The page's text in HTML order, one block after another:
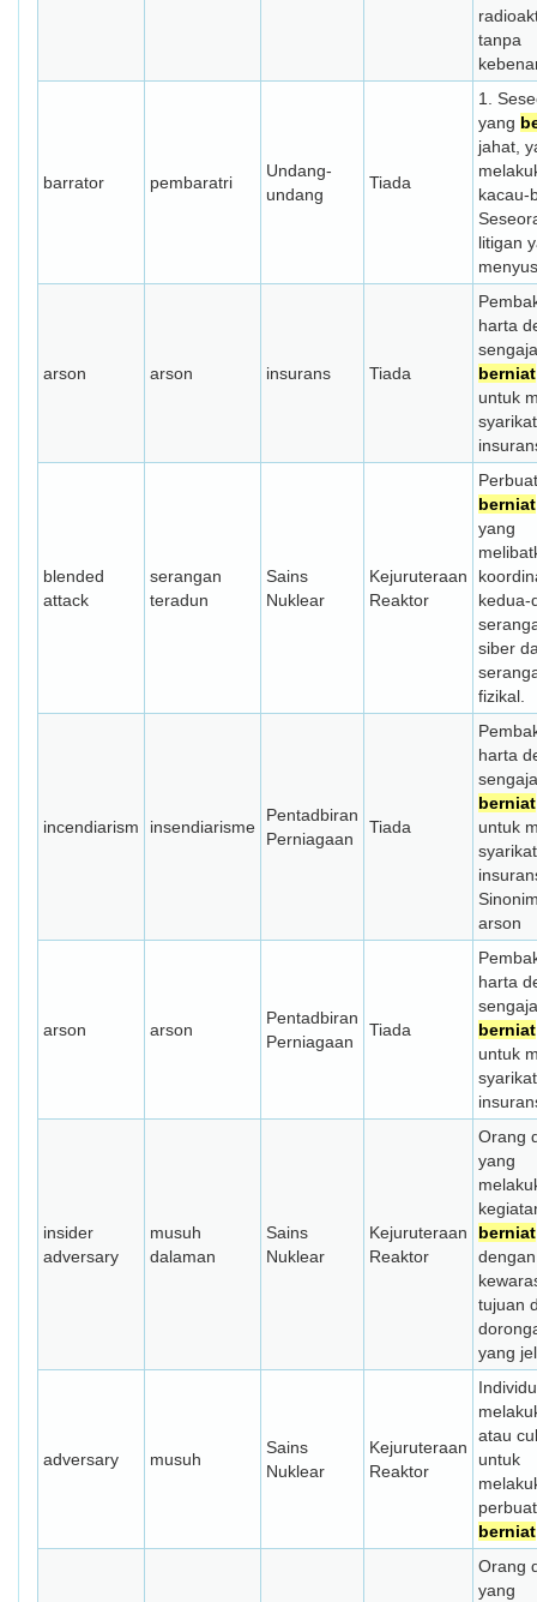
tanpa
barrator pembaratri
Undang-
undang
Tiada
1.
yang
jahat,
kacau-
litigan
arson arson insurans Tiada
harta
berniat
untuk
syarikat
blended
attack
serangan
teradun
Sains
Nuklear
Kejuruteraan
Reaktor
berniat
yang
kedua-
siber
fizikal.
incendiarism insendiarisme
Pentadbiran
Perniagaan
Tiada
harta
berniat
untuk
syarikat
arson
arson arson
Pentadbiran
Perniagaan
Tiada
harta
berniat
untuk
syarikat
insider
adversary
musuh
dalaman
Sains
Nuklear
Kejuruteraan
Reaktor
Orang
yang
berniat
dengan
tujuan
yang
adversary musuh
Sains
Nuklear
Kejuruteraan
Reaktor
atau
untuk
berniat
Orang
yang